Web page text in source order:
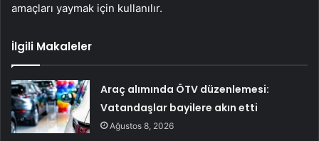
amaçları yaymak için kullanılır.
İlgili Makaleler
Araç alımında ÖTV düzenlemesi:
Vatandaşlar bayilere akın etti
Ağustos 8, 2026